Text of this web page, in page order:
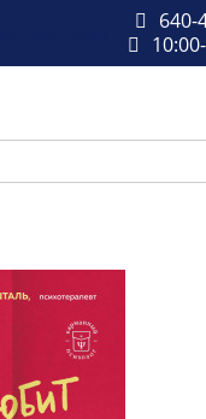
640-